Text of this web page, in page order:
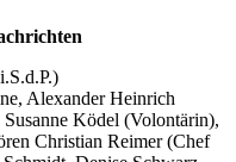
Alexander Heinrich
Susanne Ködel (Volontärin),
Christian Reimer (Chef